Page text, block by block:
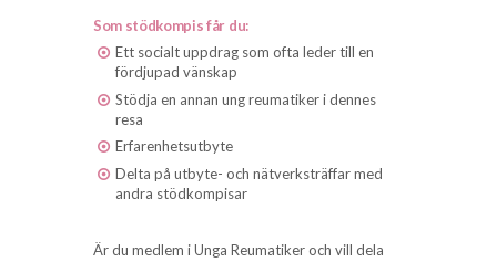
Som stödkompis får du:
Ett socialt uppdrag som ofta leder till en
fördjupad vänskap
Stödja en annan ung reumatiker i dennes
resa
Erfarenhetsutbyte
Delta på utbyte- och nätverksträffar med
andra stödkompisar
Är du medlem i Unga Reumatiker och vill dela